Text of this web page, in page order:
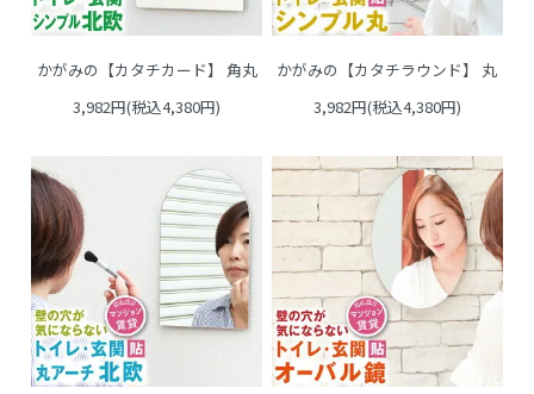
かがみの【カタチカード】 角丸
3,982円(税込4,380円)
かがみの【カタチラウンド】 丸
3,982円(税込4,380円)